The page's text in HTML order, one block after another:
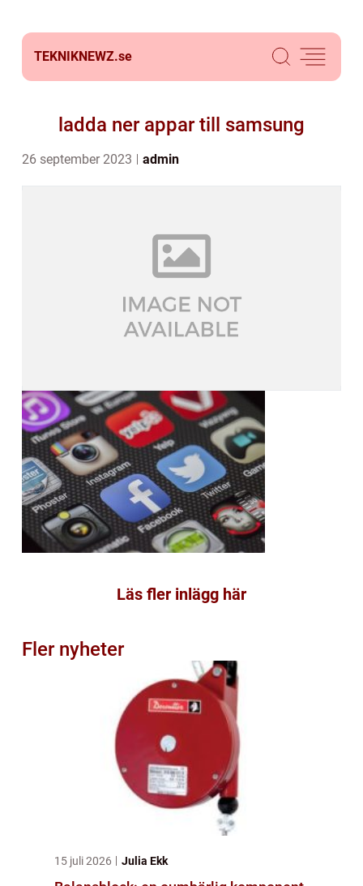
TEKNIKNEWZ.se
ladda ner appar till samsung
26 september 2023 admin
Läs fler inlägg här
Fler nyheter
15 juli 2026 Julia Ekk